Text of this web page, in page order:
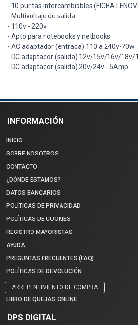
- 10 puntas intercambiables (FICHA
- Multivoltaje de salida
- 110v - 220v
- Apto para notebooks y netbooks
- AC adaptador (entrada) 110 a 240v-70w
- DC adaptador (salida) 12v/15v/16v/18v/
- DC adaptador (salida) 20v/24v - 5Amp
INFORMACIÓN
INICIO
SOBRE NOSOTROS
CONTACTO
¿DÓNDE ESTAMOS?
DATOS BANCARIOS
POLÍTICAS DE PRIVACIDAD
POLÍTICAS DE COOKIES
REGISTRO MAYORISTAS
AYUDA
PREGUNTAS FRECUENTES (FAQ)
POLÍTICAS DE DEVOLUCIÓN
ARREPENTIMIENTO DE COMPRA
LIBRO DE QUEJAS ONLINE
DPS DIGITAL